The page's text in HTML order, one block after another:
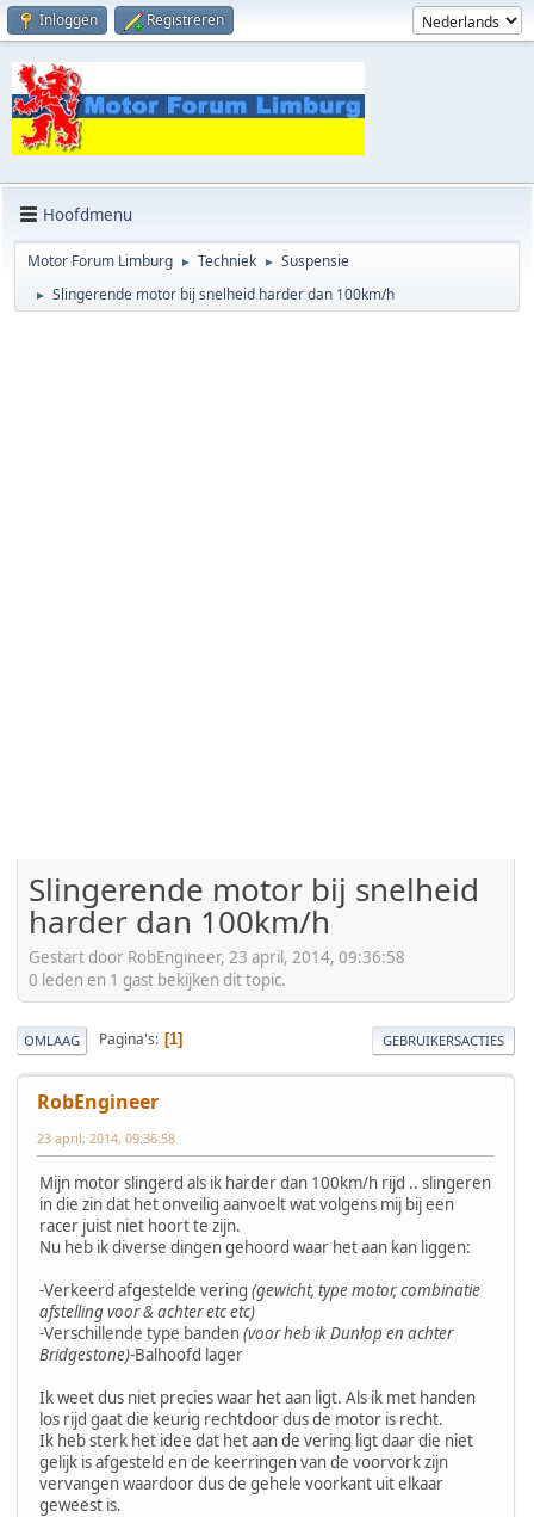
Inloggen Registreren
Hoofdmenu
Motor Forum Limburg ► Techniek ► Suspensie
► Slingerende motor bij snelheid harder dan 100km/h
Slingerende motor bij snelheid
harder dan 100km/h
Gestart door RobEngineer, 23 april, 2014, 09:36:58
0 leden en 1 gast bekijken dit topic.
OMLAAG Pagina's 1 GEBRUIKERSACTIES
RobEngineer
23 april, 2014, 09:36:58
Mijn motor slingerd als ik harder dan 100km/h rijd .. slingeren
in die zin dat het onveilig aanvoelt wat volgens mij bij een
racer juist niet hoort te zijn.
Nu heb ik diverse dingen gehoord waar het aan kan liggen:
-Verkeerd afgestelde vering (gewicht, type motor, combinatie
afstelling voor & achter etc etc)
-Verschillende type banden(voor heb ik Dunlop en achter
Bridgestone)-Balhoofd lager
Ik weet dus niet precies waar het aan ligt. Als ik met handen
los rijd gaat die keurig rechtdoor dus de motor is recht.
Ik heb sterk het idee dat het aan de vering ligt daar die niet
gelijk is afgesteld en de keerringen van de voorvork zijn
vervangen waardoor dus de gehele voorkant uit elkaar
geweest is.